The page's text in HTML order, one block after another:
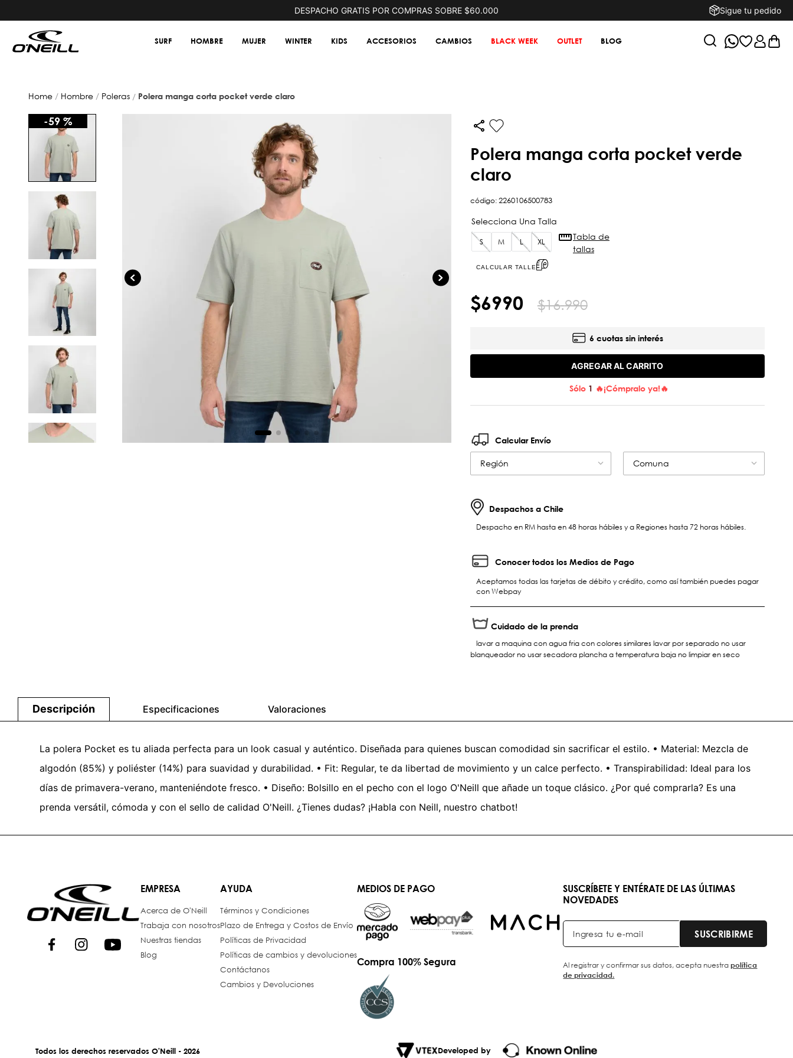
DESPACHO GRATIS POR COMPRAS SOBRE $60.000 Sigue tu pedido
SURF HOMBRE MUJER WINTER KIDS ACCESORIOS CAMBIOS BLACK WEEK OUTLET BLOG
hombre poleras polera manga corta pocket verde claro
-59 %
polera manga corta pocket verde
claro
código:2260106500783
S M L XL
CALCULAR TALLE
Tabla de
tallas
$6990 $16.990
6 cuotas sin interés
AGREGAR AL CARRITO
Sólo 1 🔥¡Cómpralo ya!🔥
Calcular Envío
Región Comuna
Despachos a Chile
Despacho en RM hasta en 48 horas hábiles y a Regiones hasta 72 horas hábiles.
Conocer todos los Medios de Pago
Aceptamos todas las tarjetas de débito y crédito, como así también puedes pagar
con Webpay
Cuidado de la prenda
lavar a maquina con agua fria con colores similares lavar por separado no usar
blanqueador no usar secadora plancha a temperatura baja no limpiar en seco
Descripción Especificaciones Valoraciones
La polera Pocket es tu aliada perfecta para un look casual y auténtico. Diseñada para quienes buscan comodidad sin sacrificar el estilo. • Material: Mezcla de
algodón (85%) y poliéster (14%) para suavidad y durabilidad. • Fit: Regular, te da libertad de movimiento y un calce perfecto. • Transpirabilidad: Ideal para los
días de primavera-verano, manteniéndote fresco. • Diseño: Bolsillo en el pecho con el logo O'Neill que añade un toque clásico. ¿Por qué comprarla? Es una
prenda versátil, cómoda y con el sello de calidad O'Neill. ¿Tienes dudas? ¡Habla con Neill, nuestro chatbot!
EMPRESA
Acerca de O'Neill
Trabaja con nosotros
Nuestras tiendas
Blog
AYUDA
Términos y Condiciones
Plazo de Entrega y Costos de Envío
Políticas de Privacidad
Políticas de cambios y devoluciones
Contáctanos
Cambios y Devoluciones
MEDIOS DE PAGO
Compra 100% Segura
SUSCRÍBETE Y ENTÉRATE DE LAS ÚLTIMAS
NOVEDADES
SUSCRIBIRME
Al registrar y confirmar sus datos, acepta nuestrapolítica
de privacidad.
Todos los derechos reservados O'Neill - 2026 Developed by